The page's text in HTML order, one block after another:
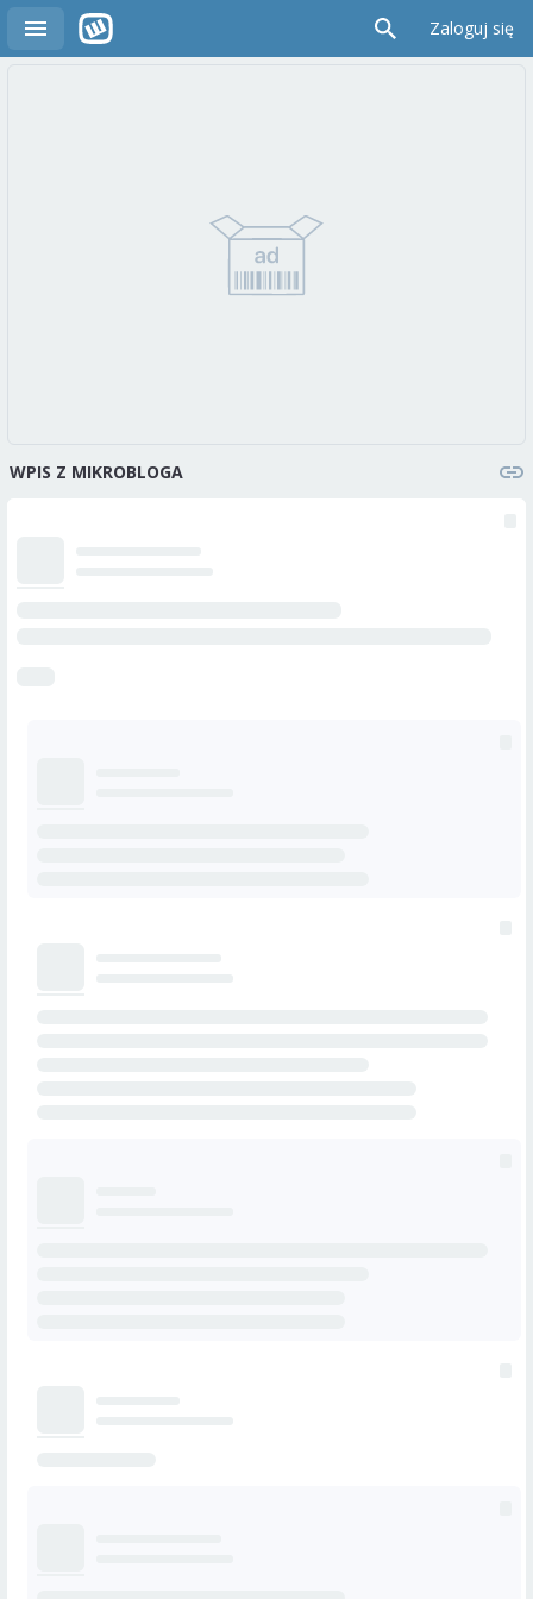
Zaloguj się
WPIS Z MIKROBLOGA